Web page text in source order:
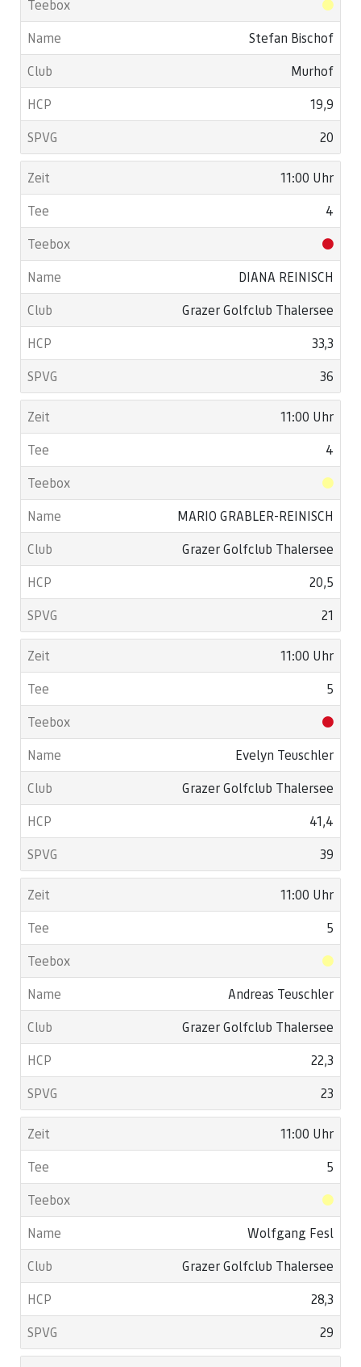
Stefan Bischof
Murhof
19,9
20
11:00 Uhr
4
DIANA REINISCH
Grazer Golfclub Thalersee
33,3
36
11:00 Uhr
4
MARIO GRABLER-REINISCH
Grazer Golfclub Thalersee
20,5
21
11:00 Uhr
5
Evelyn Teuschler
Grazer Golfclub Thalersee
41,4
39
11:00 Uhr
5
Andreas Teuschler
Grazer Golfclub Thalersee
22,3
23
11:00 Uhr
5
Wolfgang Fesl
Grazer Golfclub Thalersee
28,3
29